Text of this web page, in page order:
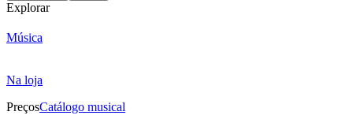
Explorar
Música
Na loja
PreçosCatálogo musical